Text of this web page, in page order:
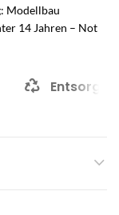
Modellbau
14 Jahren – Not